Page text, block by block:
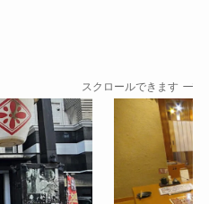
スクロールできます